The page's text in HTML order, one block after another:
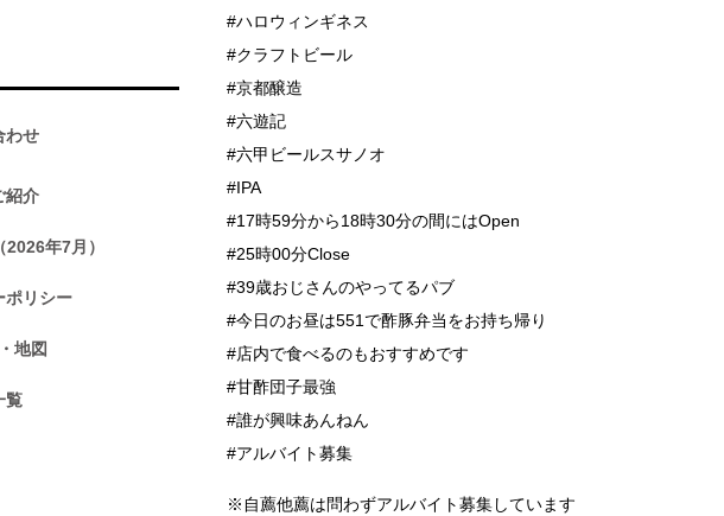
#ハロウィンギネス
#クラフトビール
#京都醸造
#六遊記
#六甲ビールスサノオ
#IPA
#17時59分から18時30分の間にはOpen
#25時00分Close
#39歳おじさんのやってるパブ
#今日のお昼は551で酢豚弁当をお持ち帰り
#店内で食べるのもおすすめです
#甘酢団子最強
#誰が興味あんねん
#アルバイト募集
※自薦他薦は問わずアルバイト募集しています
わせ
紹介
年7月）
ポリシー
地図
覧